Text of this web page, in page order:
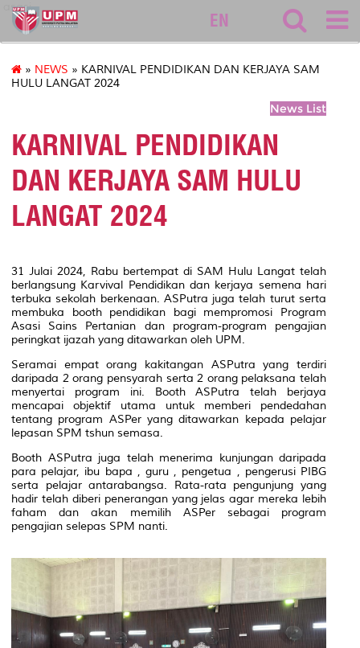
asasi
EN
» NEWS » KARNIVAL PENDIDIKAN DAN KERJAYA SAM
HULU LANGAT 2024
News List
KARNIVAL PENDIDIKAN
DAN KERJAYA SAM HULU
LANGAT 2024
31 Julai 2024, Rabu bertempat di SAM Hulu Langat telah
berlangsung Karvival Pendidikan dan kerjaya semena hari
terbuka sekolah berkenaan. ASPutra juga telah turut serta
membuka booth pendidikan bagi mempromosi Program
Asasi Sains Pertanian dan program-program pengajian
peringkat ijazah yang ditawarkan oleh UPM.
Seramai empat orang kakitangan ASPutra yang terdiri
daripada 2 orang pensyarah serta 2 orang pelaksana telah
menyertai program ini. Booth ASPutra telah berjaya
mencapai objektif utama untuk memberi pendedahan
tentang program ASPer yang ditawarkan kepada pelajar
lepasan SPM tshun semasa.
Booth ASPutra juga telah menerima kunjungan daripada
para pelajar, ibu bapa , guru , pengetua , pengerusi PIBG
serta pelajar antarabangsa. Rata-rata pengunjung yang
hadir telah diberi penerangan yang jelas agar mereka lebih
faham dan akan memilih ASPer sebagai program
pengajian selepas SPM nanti.